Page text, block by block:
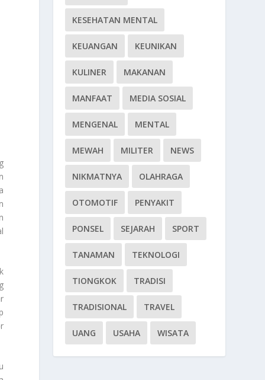
KESEHATAN MENTAL
KEUANGAN KEUNIKAN
KULINER MAKANAN
MANFAAT MEDIA SOSIAL
MENGENAL MENTAL
MEWAH MILITER NEWS
NIKMATNYA OLAHRAGA
OTOMOTIF PENYAKIT
PONSEL SEJARAH SPORT
TANAMAN TEKNOLOGI
TIONGKOK TRADISI
TRADISIONAL TRAVEL
UANG USAHA WISATA